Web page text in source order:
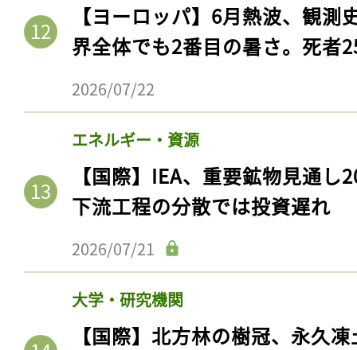
【ヨーロッパ】6月熱波、観
界全体でも2番目の暑さ。死者
2026/07/22
エネルギー・資源
【国際】IEA、重要鉱物見通
下流工程の分散では投資遅れ
2026/07/21
大学・研究機関
【国際】北方林の樹冠、永久